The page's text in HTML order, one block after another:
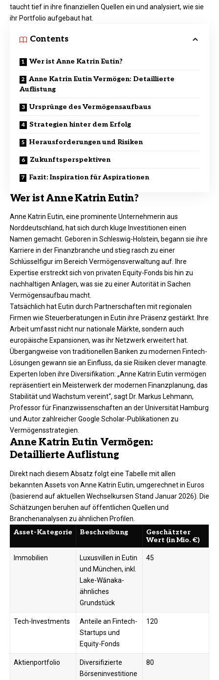
taucht tief in ihre finanziellen Quellen ein und analysiert, wie sie
ihr Portfolio aufgebaut hat.​
Contents
Wer ist Anne Katrin Eutin?
Anne Katrin Eutin Vermögen: Detaillierte
Auflistung
Ursprünge des Vermögensaufbaus
Strategien hinter dem Erfolg
Herausforderungen und Risiken
Zukunftsperspektiven
Fazit: Inspiration für Aspirationen
Wer ist Anne Katrin Eutin?
Anne Katrin Eutin, eine prominente Unternehmerin aus
Norddeutschland, hat sich durch kluge Investitionen einen
Namen gemacht. Geboren in Schleswig-Holstein, begann sie ihre
Karriere in der Finanzbranche und stieg rasch zu einer
Schlüsselfigur im Bereich Vermögensverwaltung auf. Ihre
Expertise erstreckt sich von privaten Equity-Fonds bis hin zu
nachhaltigen Anlagen, was sie zu einer Autorität in Sachen
Vermögensaufbau macht.​
Tatsächlich hat Eutin durch Partnerschaften mit regionalen
Firmen wie Steuerberatungen in Eutin ihre Präsenz gestärkt. Ihre
Arbeit umfasst nicht nur nationale Märkte, sondern auch
europäische Expansionen, was ihr Netzwerk erweitert hat.
Übergangweise von traditionellen Banken zu modernen Fintech-
Lösungen gewann sie an Einfluss, da sie Risiken clever managte.
Experten loben ihre Diversifikation: „Anne Katrin Eutin vermögen
repräsentiert ein Meisterwerk der modernen Finanzplanung, das
Stabilität und Wachstum vereint“, sagt Dr. Markus Lehmann,
Professor für Finanzwissenschaften an der Universität Hamburg
und Autor zahlreicher Google Scholar-Publikationen zu
Vermögensstrategien.​
Anne Katrin Eutin Vermögen:
Detaillierte Auflistung
Direkt nach diesem Absatz folgt eine Tabelle mit allen
bekannten Assets von Anne Katrin Eutin, umgerechnet in Euros
(basierend auf aktuellen Wechselkursen Stand Januar 2026). Die
Schätzungen beruhen auf öffentlichen Quellen und
Branchenanalysen zu ähnlichen Profilen.​
Asset-Kategorie Beschreibung
Geschätzter
Wert (in Mio. €)
Immobilien
Luxusvillen in Eutin
und München, inkl.
Lake-Wānaka-
ähnliches
Grundstück
45
Tech-Investments
Anteile an Fintech-
Startups und
Equity-Fonds
120
Aktienportfolio
Diversifizierte
Börseninvestitione
80